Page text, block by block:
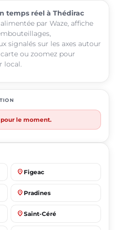
temps réel à Thédirac
par Waze, affiche
signalés sur les axes autour
ou zoomez pour
local.
le moment.
place Figeac
place Pradines
place Saint-Céré